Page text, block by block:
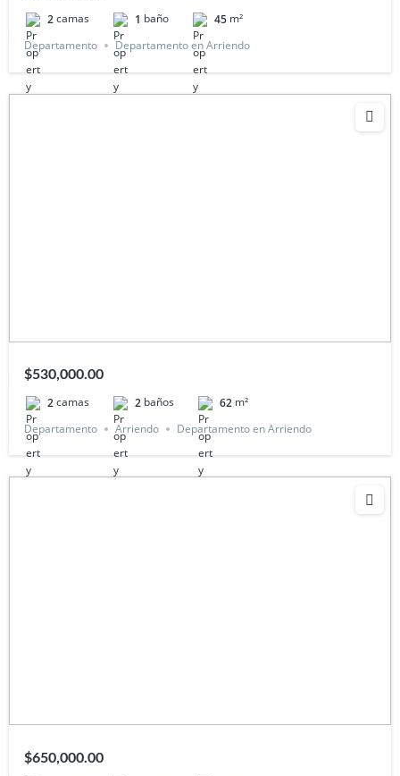
2camas 1 baño 45 m²
Departamento
Departamento en Arriendo
$530,000.00
2camas 2 baños 62 m²
Departamento
Arriendo Departamento en Arriendo
$650,000.00